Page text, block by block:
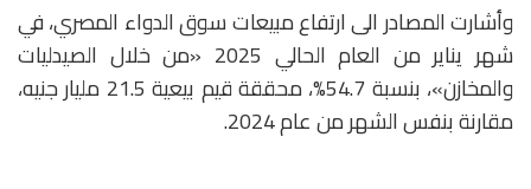
وأشارت المصادر الى ارتفاع مبيعات سوق الدواء المصري، في
شهر يناير من العام الحالي 2025 «من خلال الصيدليات
والمخازن»، بنسبة 54.7%، محققة قيم بيعية 21.5 مليار جنيه،
مقارنة بنفس الشهر من عام 2024.